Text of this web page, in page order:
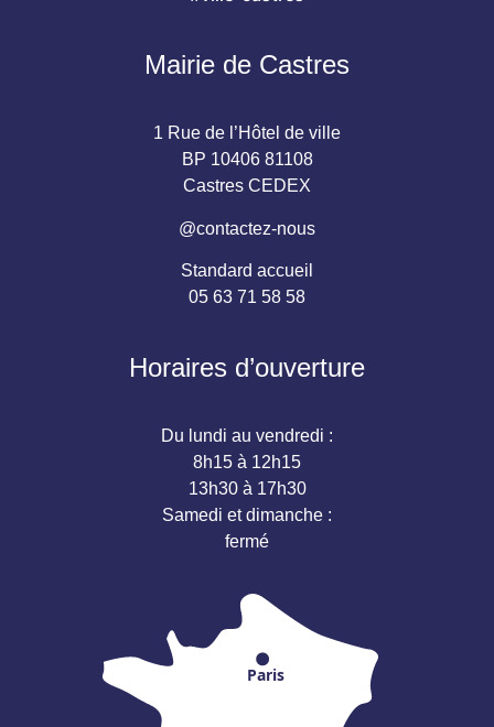
Mairie de Castres
1 Rue de l’Hôtel de ville
BP 10406 81108
Castres CEDEX
@contactez-nous
Standard accueil
05 63 71 58 58
Horaires d’ouverture
Du lundi au vendredi :
8h15 à 12h15
13h30 à 17h30
Samedi et dimanche :
fermé
Paris